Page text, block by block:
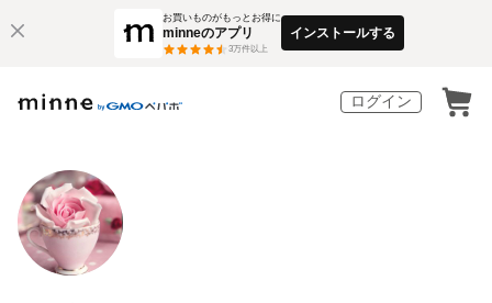
お買いものがもっとお得に
minneのアプリ
3万件以上
インストールする
ログイン